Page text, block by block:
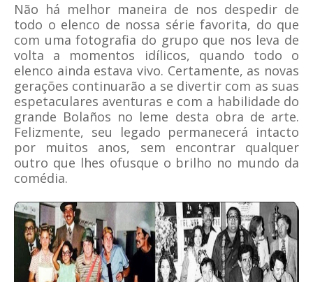
Não há melhor maneira de nos despedir de
todo o elenco de nossa série favorita, do que
com uma fotografia do grupo que nos leva de
volta a momentos idílicos, quando todo o
elenco ainda estava vivo. Certamente, as novas
gerações continuarão a se divertir com as suas
espetaculares aventuras e com a habilidade do
grande Bolaños no leme desta obra de arte.
Felizmente, seu legado permanecerá intacto
por muitos anos, sem encontrar qualquer
outro que lhes ofusque o brilho no mundo da
comédia.